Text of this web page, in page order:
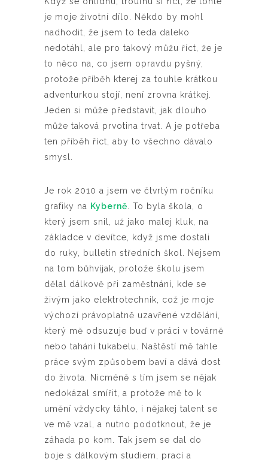
je moje životní dílo. Někdo by mohl
nadhodit, že jsem to teda daleko
nedotáhl, ale pro takový můžu říct, že je
to něco na, co jsem opravdu pyšný,
protože příběh kterej za touhle krátkou
adventurkou stojí, není zrovna krátkej.
Jeden si může představit, jak dlouho
může taková prvotina trvat. A je potřeba
ten příběh říct, aby to všechno dávalo
smysl.
Je rok 2010 a jsem ve čtvrtým ročníku
grafiky na Kyberně . To byla škola, o
který jsem snil, už jako malej kluk, na
základce v devítce, když jsme dostali
do ruky, bulletin středních škol. Nejsem
na tom bůhvíjak, protože školu jsem
dělal dálkově při zaměstnání, kde se
živým jako elektrotechnik, což je moje
výchozí právoplatně uzavřené vzdělání,
který mě odsuzuje buď v práci v továrně
nebo tahání tukabelu. Naštěstí mě tahle
práce svým způsobem baví a dává dost
do života. Nicméně s tím jsem se nějak
nedokázal smířit, a protože mě to k
umění vždycky táhlo, i nějakej talent se
ve mě vzal, a nutno podotknout, že je
záhada po kom. Tak jsem se dal do
boje s dálkovým studiem, prací a